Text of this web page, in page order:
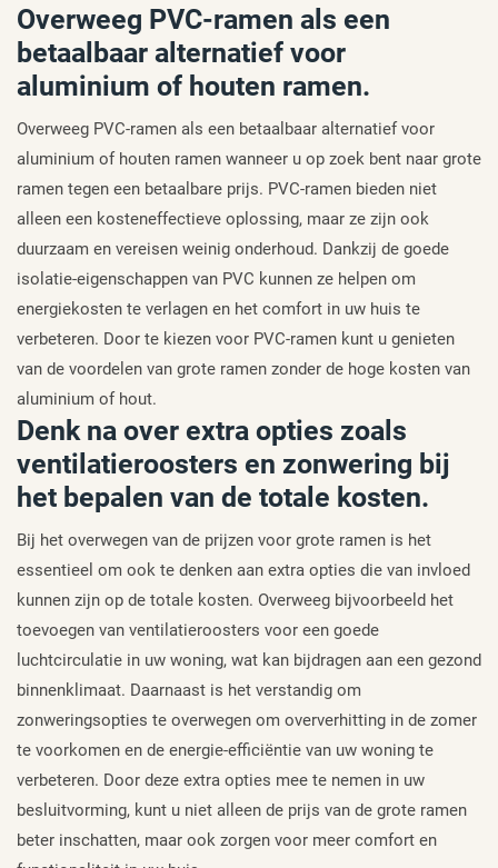
Overweeg PVC-ramen als een
betaalbaar alternatief voor
aluminium of houten ramen.
Overweeg PVC-ramen als een betaalbaar alternatief voor
aluminium of houten ramen wanneer u op zoek bent naar grote
ramen tegen een betaalbare prijs. PVC-ramen bieden niet
alleen een kosteneffectieve oplossing, maar ze zijn ook
duurzaam en vereisen weinig onderhoud. Dankzij de goede
isolatie-eigenschappen van PVC kunnen ze helpen om
energiekosten te verlagen en het comfort in uw huis te
verbeteren. Door te kiezen voor PVC-ramen kunt u genieten
van de voordelen van grote ramen zonder de hoge kosten van
aluminium of hout.
Denk na over extra opties zoals
ventilatieroosters en zonwering bij
het bepalen van de totale kosten.
Bij het overwegen van de prijzen voor grote ramen is het
essentieel om ook te denken aan extra opties die van invloed
kunnen zijn op de totale kosten. Overweeg bijvoorbeeld het
toevoegen van ventilatieroosters voor een goede
luchtcirculatie in uw woning, wat kan bijdragen aan een gezond
binnenklimaat. Daarnaast is het verstandig om
zonweringsopties te overwegen om oververhitting in de zomer
te voorkomen en de energie-efficiëntie van uw woning te
verbeteren. Door deze extra opties mee te nemen in uw
besluitvorming, kunt u niet alleen de prijs van de grote ramen
beter inschatten, maar ook zorgen voor meer comfort en